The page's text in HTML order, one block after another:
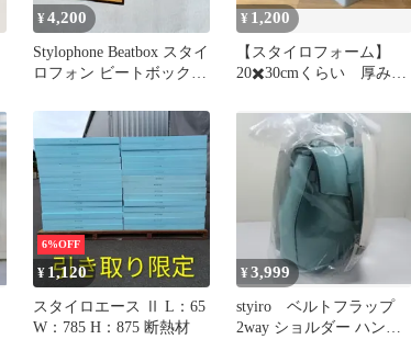
¥4,200
Stylophone Beatbox スタイ
ロフォン ビートボックス
¥ 1,200
【スタイロフォーム】
20✖️30cmくらい 厚み
6%OFF
¥ 1,120
スタイロエース Ⅱ L：65
W：785 H：875 断熱材
¥3,999
styiro ベルトフラップ
2way ショルダー ハンド